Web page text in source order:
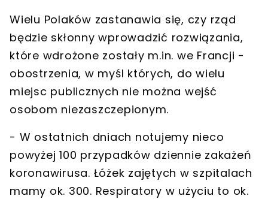
Wielu Polaków zastanawia się, czy rząd
będzie skłonny wprowadzić rozwiązania,
które wdrożone zostały m.in. we Francji -
obostrzenia, w myśl których, do wielu
miejsc publicznych nie można wejść
osobom niezaszczepionym.
- W ostatnich dniach notujemy nieco
powyżej 100 przypadków dziennie zakażeń
koronawirusa. Łóżek zajętych w szpitalach
mamy ok. 300. Respiratory w użyciu to ok.